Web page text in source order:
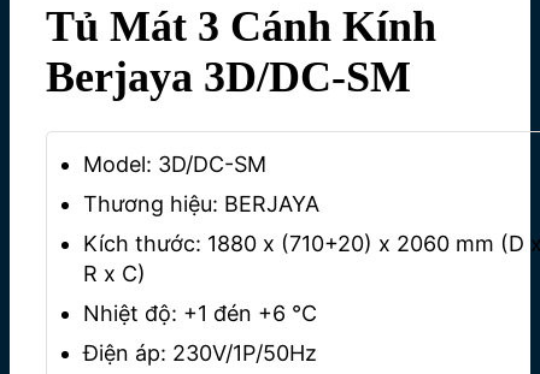
Tủ Mát 3 Cánh Kính
Berjaya 3D/DC-SM
Model: 3D/DC-SM
Thương hiệu: BERJAYA
Kích thước: 1880 x (710+20) x 2060 mm (D
R x C)
Nhiệt độ: +1 đén +6 °C
Điện áp: 230V/1P/50Hz